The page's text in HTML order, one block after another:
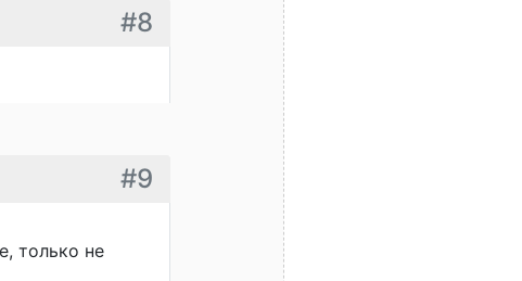
#8
#9
только не